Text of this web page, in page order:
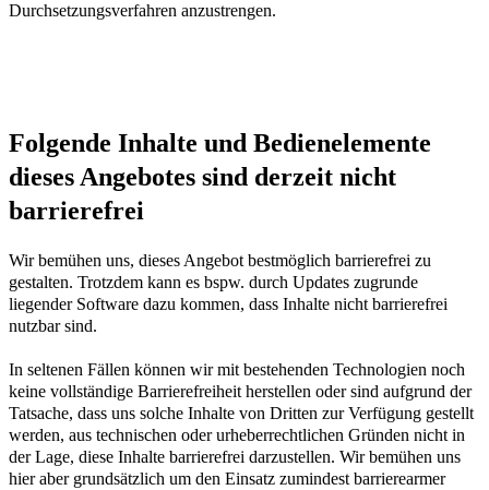
Durchsetzungsverfahren anzustrengen.
Folgende Inhalte und Bedienelemente
dieses Angebotes sind derzeit nicht
barrierefrei
Wir bemühen uns, dieses Angebot bestmöglich barrierefrei zu
gestalten. Trotzdem kann es bspw. durch Updates zugrunde
liegender Software dazu kommen, dass Inhalte nicht barrierefrei
nutzbar sind.
In seltenen Fällen können wir mit bestehenden Technologien noch
keine vollständige Barrierefreiheit herstellen oder sind aufgrund der
Tatsache, dass uns solche Inhalte von Dritten zur Verfügung gestellt
werden, aus technischen oder urheberrechtlichen Gründen nicht in
der Lage, diese Inhalte barrierefrei darzustellen. Wir bemühen uns
hier aber grundsätzlich um den Einsatz zumindest barrierearmer